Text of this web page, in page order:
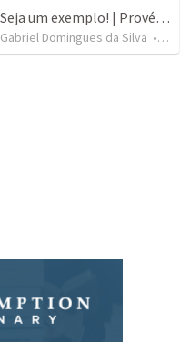
Seja um exemplo! | Provérbios 22.6
Gabriel Domingues da Silva • 200